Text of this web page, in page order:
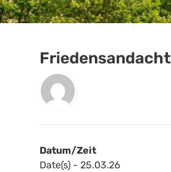
Friedensandacht
Datum/Zeit
Date(s) - 25.03.26